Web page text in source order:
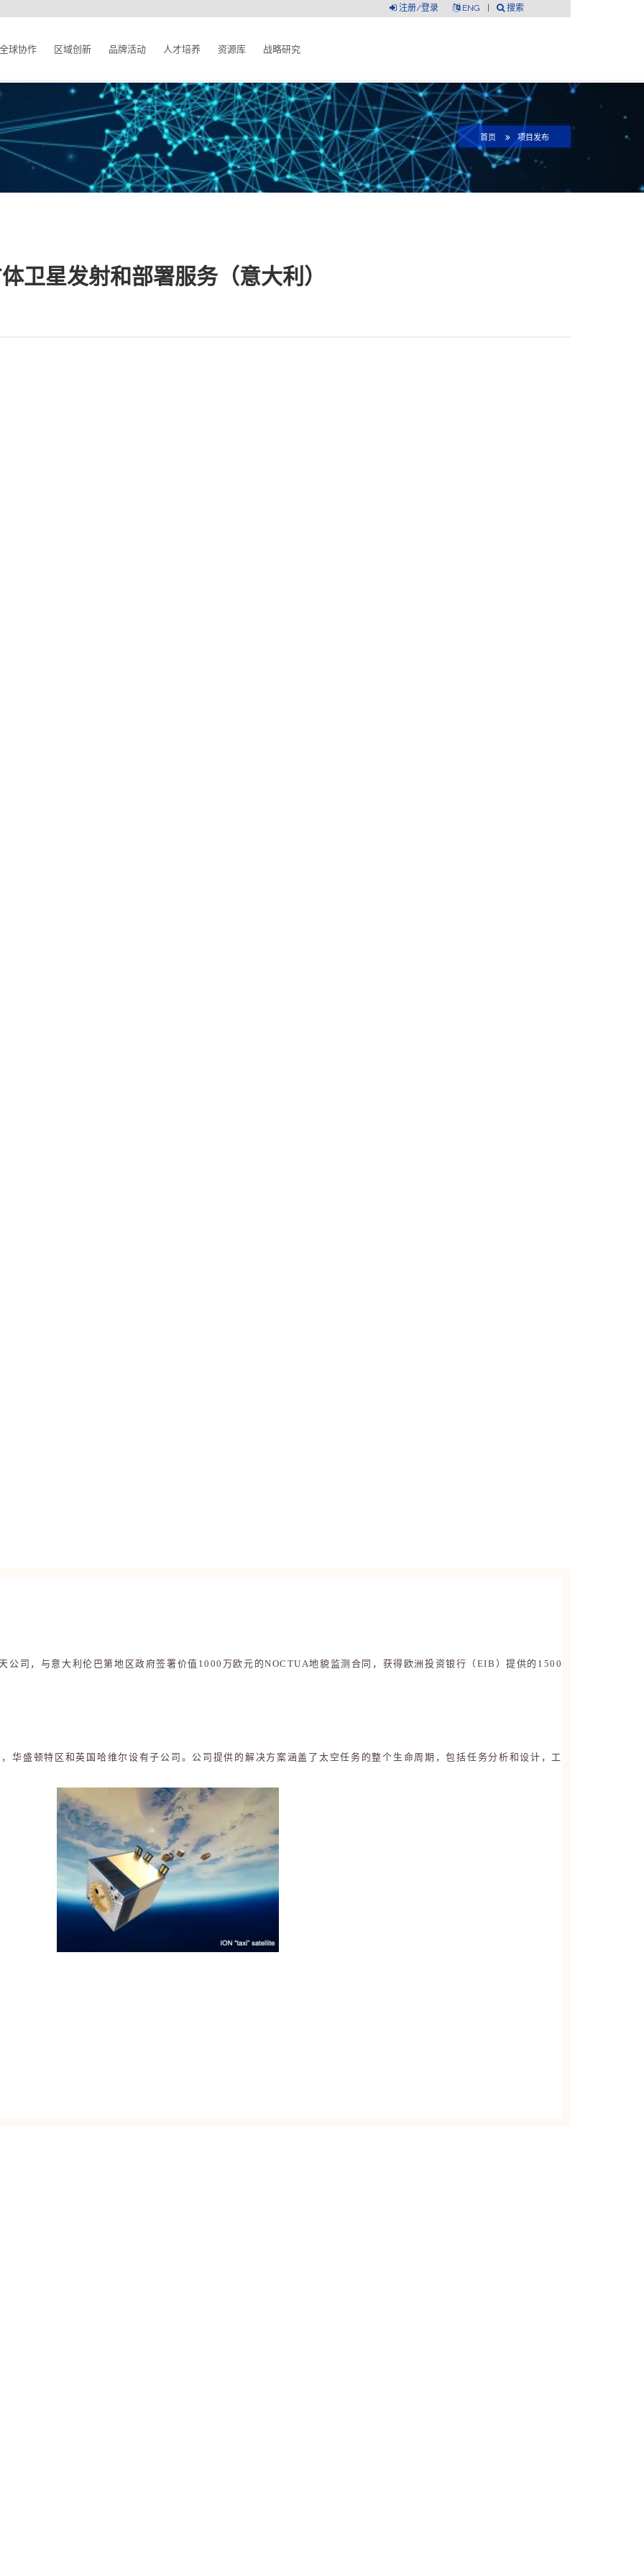
搜索
ENG
注册/登录
全球协作 区域创新 品牌活动 人才培养 资源库 战略研究
首页 项目发布
卫星发射和部署服务（意大利）
司，与意大利伦巴第地区政府签署价值1000万欧元的NOCTUA地貌监测合同，获得欧洲投资银行（EIB）提供的1500
华盛顿特区和英国哈维尔设有子公司。公司提供的解决方案涵盖了太空任务的整个生命周期，包括任务分析和设计，工